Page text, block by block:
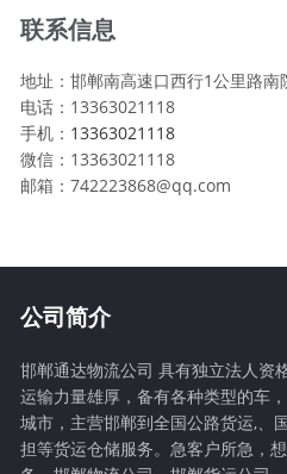
联系信息
地址：邯郸南高速口西行1公里路南
电话：13363021118
手机： 13363021118
微信：13363021118
邮箱：742223868@qq.com
公司简介
邯郸通达物流公司 具有独立法人资
运输力量雄厚，备有各种类型的车
城市，主营邯郸到全国公路货运,、
担等货运仓储服务。急客户所急，